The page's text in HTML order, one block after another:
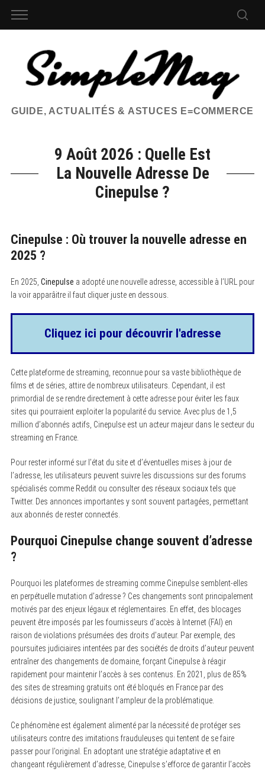
GUIDE, ACTUALITÉS & ASTUCES E=COMMERCE
9 Août 2026 : Quelle Est
La Nouvelle Adresse De
Cinepulse ?
Cinepulse : Où trouver la nouvelle adresse en
2025 ?
En 2025, Cinepulse a adopté une nouvelle adresse, accessible à l’URL pour
la voir apparâitre il faut cliquer juste en dessous.
Cliquez ici pour découvrir l'adresse
Cette plateforme de streaming, reconnue pour sa vaste bibliothèque de
films et de séries, attire de nombreux utilisateurs. Cependant, il est
primordial de se rendre directement à cette adresse pour éviter les faux
sites qui pourraient exploiter la popularité du service. Avec plus de 1,5
million d’abonnés actifs, Cinepulse est un acteur majeur dans le secteur du
streaming en France.
Pour rester informé sur l’état du site et d’éventuelles mises à jour de
l’adresse, les utilisateurs peuvent suivre les discussions sur des forums
spécialisés comme Reddit ou consulter des réseaux sociaux tels que
Twitter. Des annonces importantes y sont souvent partagées, permettant
aux abonnés de rester connectés.
Pourquoi Cinepulse change souvent d’adresse
?
Pourquoi les plateformes de streaming comme Cinepulse semblent-elles
en perpétuelle mutation d’adresse ? Ces changements sont principalement
motivés par des enjeux légaux et réglementaires. En effet, des blocages
peuvent être imposés par les fournisseurs d’accès à Internet (FAI) en
raison de violations présumées des droits d’auteur. Par exemple, des
poursuites judiciaires intentées par des sociétés de droits d’auteur peuvent
entraîner des changements de domaine, forçant Cinepulse à réagir
rapidement pour maintenir l’accès à ses contenus. En 2021, plus de 85%
des sites de streaming gratuits ont été bloqués en France par des
décisions de justice, soulignant l’ampleur de la problématique.
Ce phénomène est également alimenté par la nécessité de protéger ses
utilisateurs contre des imitations frauduleuses qui tentent de se faire
passer pour l’original. En adoptant une stratégie adaptative et en
changeant régulièrement d’adresse, Cinepulse s’efforce de garantir l’accès